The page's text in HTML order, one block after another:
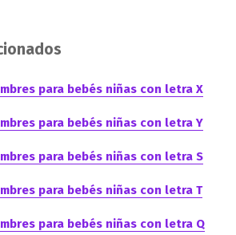
para bebés niñas con letra X
para bebés niñas con letra Y
para bebés niñas con letra S
para bebés niñas con letra T
para bebés niñas con letra Q